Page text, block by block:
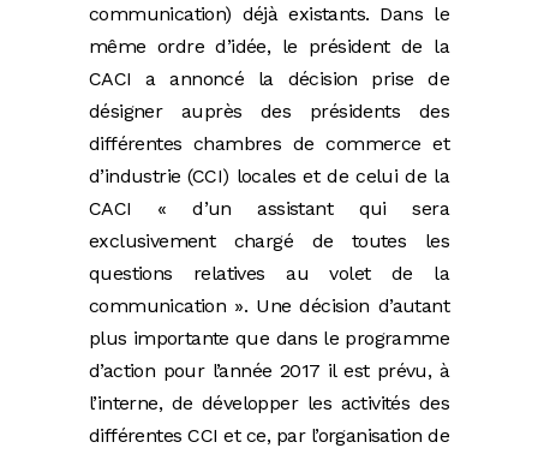
communication) déjà existants. Dans le
même ordre d’idée, le président de la
CACI a annoncé la décision prise de
désigner auprès des présidents des
différentes chambres de commerce et
d’industrie (CCI) locales et de celui de la
CACI « d’un assistant qui sera
exclusivement chargé de toutes les
questions relatives au volet de la
communication ». Une décision d’autant
plus importante que dans le programme
d’action pour l’année 2017 il est prévu, à
l’interne, de développer les activités des
différentes CCI et ce, par l’organisation de